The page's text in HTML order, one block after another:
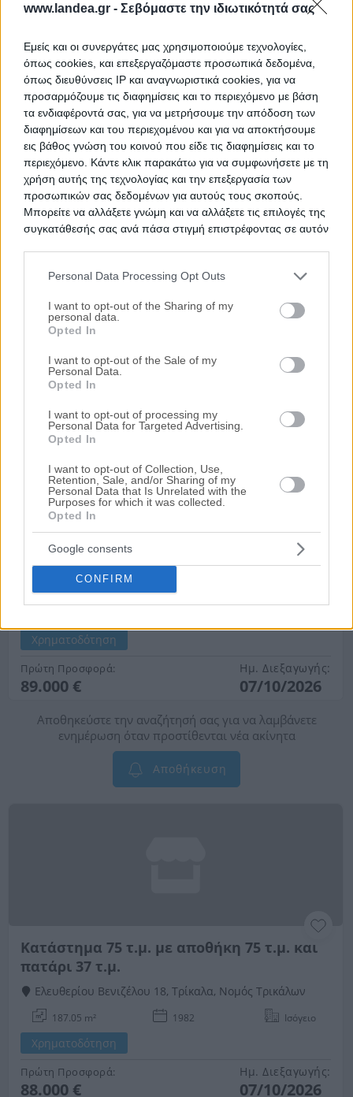
www.landea.gr - Σεβόμαστε την ιδιωτικότητά σας
Εμείς και οι συνεργάτες μας χρησιμοποιούμε τεχνολογίες,
όπως cookies, και επεξεργαζόμαστε προσωπικά δεδομένα,
όπως διευθύνσεις IP και αναγνωριστικά cookies, για να
προσαρμόζουμε τις διαφημίσεις και το περιεχόμενο με βάση
τα ενδιαφέροντά σας, για να μετρήσουμε την απόδοση των
διαφημίσεων και του περιεχομένου και για να αποκτήσουμε
εις βάθος γνώση του κοινού που είδε τις διαφημίσεις και το
περιεχόμενο. Κάντε κλικ παρακάτω για να συμφωνήσετε με τη
χρήση αυτής της τεχνολογίας και την επεξεργασία των
προσωπικών σας δεδομένων για αυτούς τους σκοπούς.
Μπορείτε να αλλάξετε γνώμη και να αλλάξετε τις επιλογές της
συγκατάθεσής σας ανά πάσα στιγμή επιστρέφοντας σε αυτόν
services and may gather and store information including but
not limited to your visit or usage behaviour. You may click to
grant or deny consent to Google and its third-party tags to
use your data for below specified purposes in below Google
consent section.
Personal Data Processing Opt Outs
I want to opt-out of the Sharing of my
personal data.
Opted In
I want to opt-out of the Sale of my
Personal Data.
Opted In
I want to opt-out of processing my
Personal Data for Targeted Advertising.
Opted In
I want to opt-out of Collection, Use,
Retention, Sale, and/or Sharing of my
Personal Data that Is Unrelated with the
Purposes for which it was collected.
Opted In
Google consents
CONFIRM
40.92 m² 1975 Ισόγειο
Πρώτη Προσφορά:
40.300 €
Ημ. Διεξαγωγής:
23/09/2026
Κατάστημα 38 τ.μ.
Πλούτωνος 17 & Σωκράτους, Τρίκαλα, Νομός Τρικάλων
38.14 m² 1995 Ισόγειο
Χρηματοδότηση
Πρώτη Προσφορά:
35.000 €
Ημ. Διεξαγωγής:
30/09/2026
Κατάστημα 82 τ.μ. με αποθήκη 84 τ.μ. και
πατάρι 41 τ.μ.
Ελευθερίου Βενιζέλου 18, Τρίκαλα, Νομός Τρικάλων
Χρηματοδότηση
Πρώτη Προσφορά:
89.000 €
Ημ. Διεξαγωγής:
07/10/2026
Αποθηκεύστε την αναζήτησή σας για να λαμβάνετε
ενημέρωση όταν προστίθενται νέα ακίνητα
Αποθήκευση
Κατάστημα 75 τ.μ. με αποθήκη 75 τ.μ. και
πατάρι 37 τ.μ.
Ελευθερίου Βενιζέλου 18, Τρίκαλα, Νομός Τρικάλων
187.05 m² 1982 Ισόγειο
Χρηματοδότηση
Πρώτη Προσφορά:
88.000 €
Ημ. Διεξαγωγής:
07/10/2026